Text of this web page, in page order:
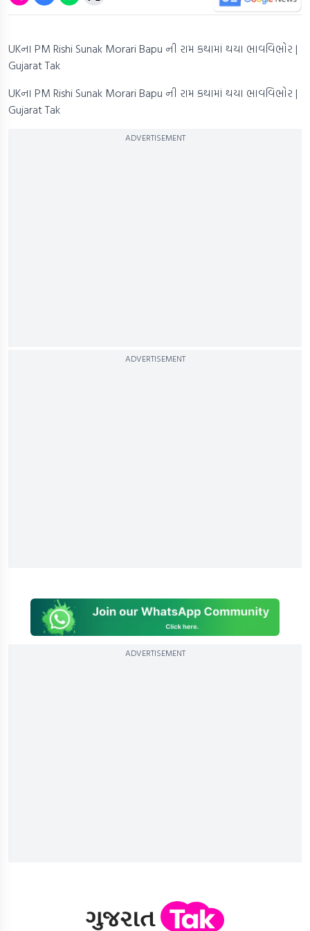
UKના PM Rishi Sunak Morari Bapu ની રામ કથામાં થયા ભાવવિભોર |
Gujarat Tak
UKના PM Rishi Sunak Morari Bapu ની રામ કથામાં થયા ભાવવિભોર |
Gujarat Tak
ADVERTISEMENT
ADVERTISEMENT
ADVERTISEMENT